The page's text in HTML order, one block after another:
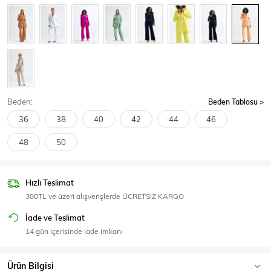
Body Atlet Crop & Büstiyer
SPOR GİYİM
Eşofman Üstü
Beden: Beden Tablosu
36 38 40 42 44 46
48 50
Hızlı Teslimat
300TL ve üzeri alışverişlerde ÜCRETSİZ KARGO
İade ve Teslimat
14 gün içerisinde iade imkanı
Ürün Bilgisi